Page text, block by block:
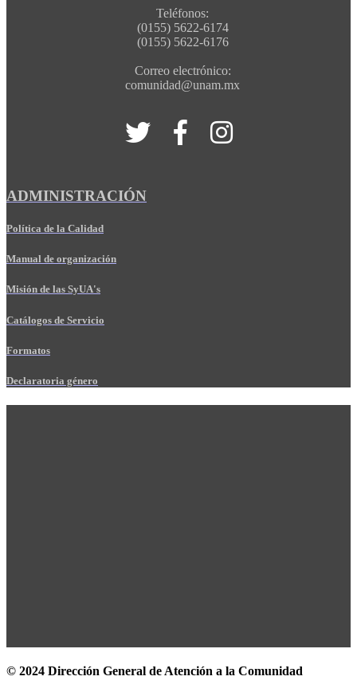
Teléfonos:
(0155) 5622-6174
(0155) 5622-6176
Correo electrónico:
comunidad@unam.mx
ADMINISTRACIÓN
Política de la Calidad
Manual de organización
Misión de las SyUA's
Catálogos de Servicio
Formatos
Declaratoria género
© 2024 Dirección General de Atención a la Comunidad